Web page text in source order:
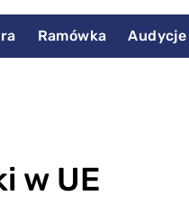
Ramówka Audycje
w UE